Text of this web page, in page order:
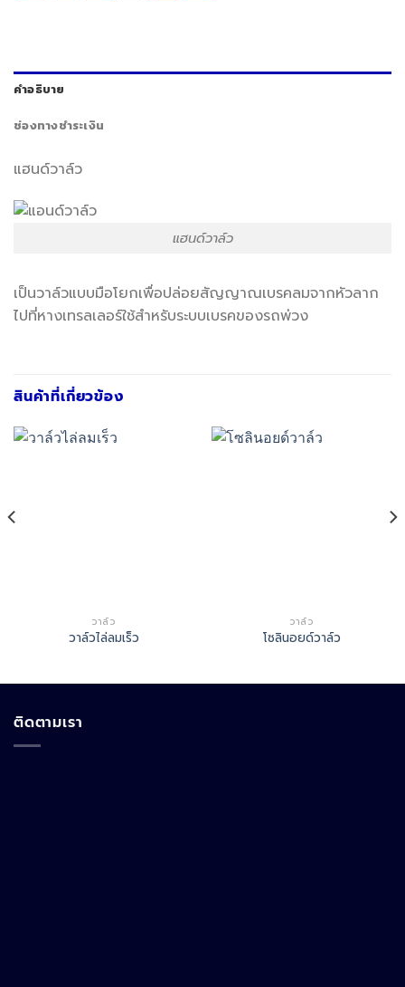
คำอธิบาย
ช่องทางชำระเงิน
แฮนด์วาล์ว
แฮนด์วาล์ว
เป็นวาล์วแบบมือโยกเพื่อปล่อยสัญญาณเบรคลมจากหัวลาก
ไปที่หางเทรลเลอร์ใช้สำหรับระบบเบรคของรถพ่วง
สินค้าที่เกี่ยวข้อง
วาล์ว
วาล์วไล่ลมเร็ว
วาล์ว
โซลินอยด์วาล์ว
ติดตามเรา